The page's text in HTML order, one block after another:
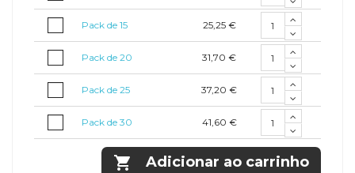
Pack de 15 25,25 €
Pack de 20 31,70 €
Pack de 25 37,20 €
Pack de 30 41,60 €
 Adicionar ao carrinho